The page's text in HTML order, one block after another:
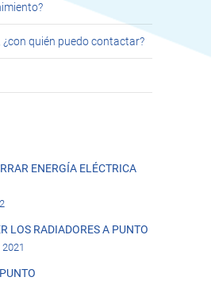
¿con quién puedo contactar?
ENERGÍA ELÉCTRICA
LOS RADIADORES A PUNTO